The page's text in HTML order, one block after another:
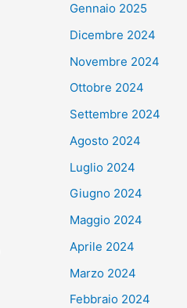
Gennaio 2025
Dicembre 2024
Novembre 2024
Ottobre 2024
Settembre 2024
Agosto 2024
Luglio 2024
Giugno 2024
Maggio 2024
Aprile 2024
Marzo 2024
Febbraio 2024